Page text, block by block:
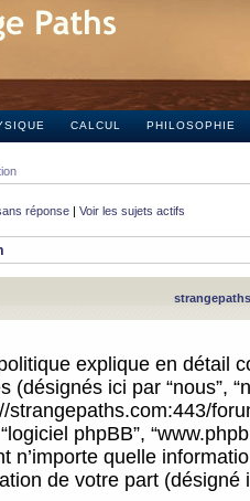
CALCUL PHILOSOPHIE
réponse | Voir les sujets actifs
explique en détail
(désignés ici par “nous”,
strangepaths.com:443/
“logiciel phpBB”,
n’importe quelle
de votre part (désigné